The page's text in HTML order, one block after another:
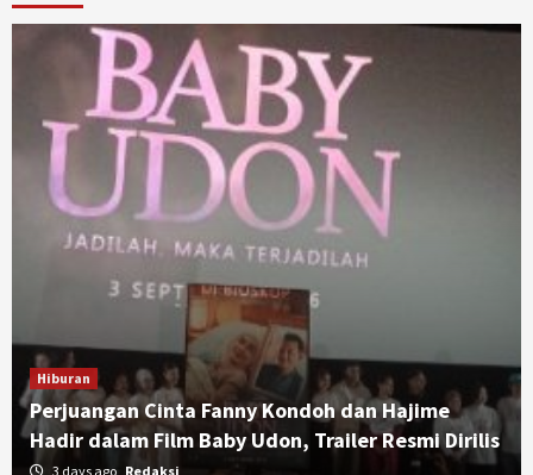
Hiburan
Perjuangan Cinta Fanny Kondoh dan Hajime
Hadir dalam Film Baby Udon, Trailer Resmi Dirilis
3 days ago Redaksi